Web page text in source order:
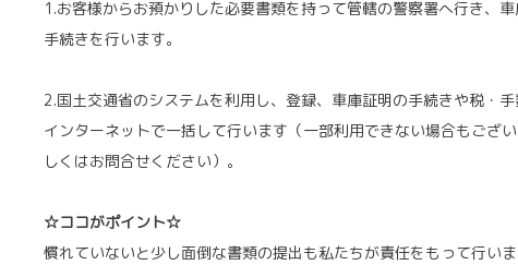
1.お客様からお預かりした必要書類を持って管轄の警察署へ行き、
手続きを行います。
2.国土交通省のシステムを利用し、登録、車庫証明の手続きや税・
インターネットで一括して行います（一部利用できない場合もござ
しくはお問合せください）。
☆ココがポイント☆
慣れていないと少し面倒な書類の提出も私たちが責任をもって行い